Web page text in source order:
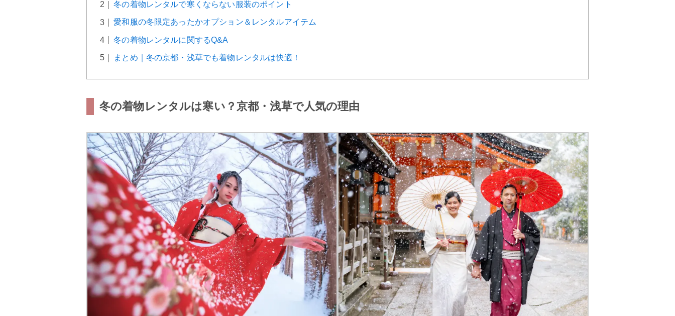
冬の着物レンタルで寒くならない服装のポイント
愛和服の冬限定あったかオプション＆レンタルアイテム
冬の着物レンタルに関するQ&A
まとめ｜冬の京都・浅草でも着物レンタルは快適！
冬の着物レンタルは寒い？京都・浅草で人気の理由